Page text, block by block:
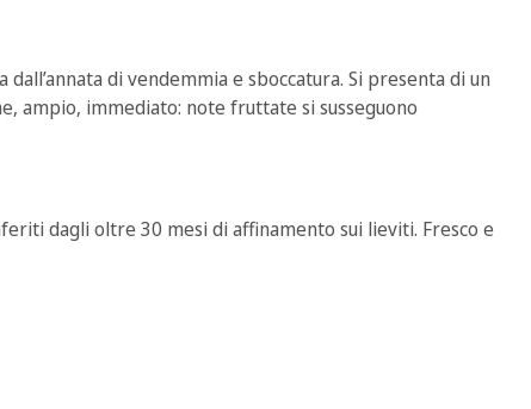
di vendemmia e sboccatura. Si presenta di un
ampio, immediato: note fruttate si susseguono
dagli oltre 30 mesi di affinamento sui lieviti. Fresco e